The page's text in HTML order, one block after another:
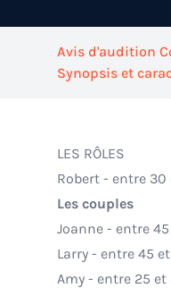
Avis d'audition
Synopsis et
LES RÔLES
Robert - entre
Les couples
Joanne - entre
Larry - entre 45
Amy - entre 25 et